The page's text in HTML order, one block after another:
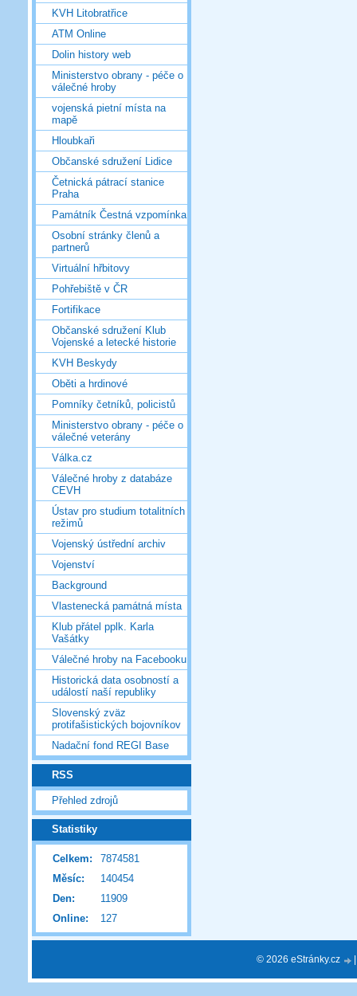
KVH Litobratřice
ATM Online
Dolin history web
Ministerstvo obrany - péče o
válečné hroby
vojenská pietní místa na
mapě
Hloubkaři
Občanské sdružení Lidice
Četnická pátrací stanice
Praha
Památník Čestná vzpomínka
Osobní stránky členů a
partnerů
Virtuální hřbitovy
Pohřebiště v ČR
Fortifikace
Občanské sdružení Klub
Vojenské a letecké historie
KVH Beskydy
Oběti a hrdinové
Pomníky četníků, policistů
Ministerstvo obrany - péče o
válečné veterány
Válka.cz
Válečné hroby z databáze
CEVH
Ústav pro studium totalitních
režimů
Vojenský ústřední archiv
Vojenství
Background
Vlastenecká památná místa
Klub přátel pplk. Karla
Vašátky
Válečné hroby na Facebooku
Historická data osobností a
událostí naší republiky
Slovenský zväz
protifašistických bojovníkov
Nadační fond REGI Base
RSS
Přehled zdrojů
Statistiky
Online: 127
Celkem:
7874581
Měsíc:
140454
Den:
11909
© 2026 eStránky.cz